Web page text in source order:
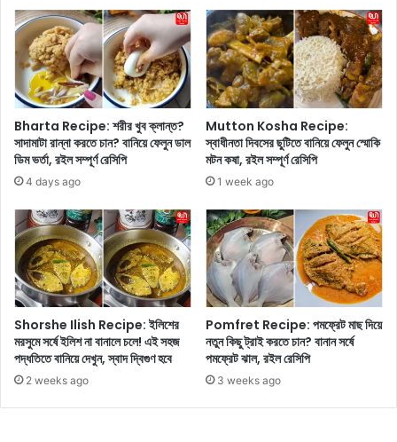
ব
না
স
বু
জ
চা
;
কো
ন
আ
প
না
র
জ
ন্য
স্বা
স্থ্য
ক
র
Bharta Recipe: শরীর খুব ক্লান্ত?
সাদামাটা রান্না করতে চান? বানিয়ে ফেলুন ডাল
ডিম ভর্তা, রইল সম্পূর্ণ রেসিপি
4 days ago
Mutton Kosha Recipe:
স্বাধীনতা দিবসের ছুটিতে বানিয়ে ফেলুন স্মোকি
মটন কষা, রইল সম্পূর্ণ রেসিপি
1 week ago
Shorshe Ilish Recipe: ইলিশের
মরসুমে সর্ষে ইলিশ না বানালে চলে! এই সহজ
পদ্ধতিতে বানিয়ে দেখুন, স্বাদ দ্বিগুণ হবে
2 weeks ago
Pomfret Recipe: পমফ্রেট মাছ দিয়ে
নতুন কিছু ট্রাই করতে চান? বানান সর্ষে
পমফ্রেট ঝাল, রইল রেসিপি
3 weeks ago